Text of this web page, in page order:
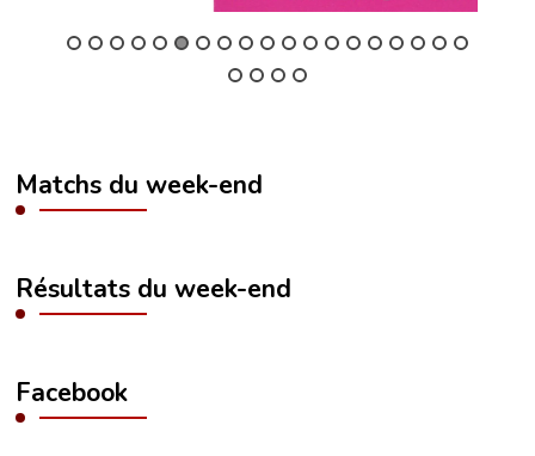
Matchs du week-end
Résultats du week-end
Facebook